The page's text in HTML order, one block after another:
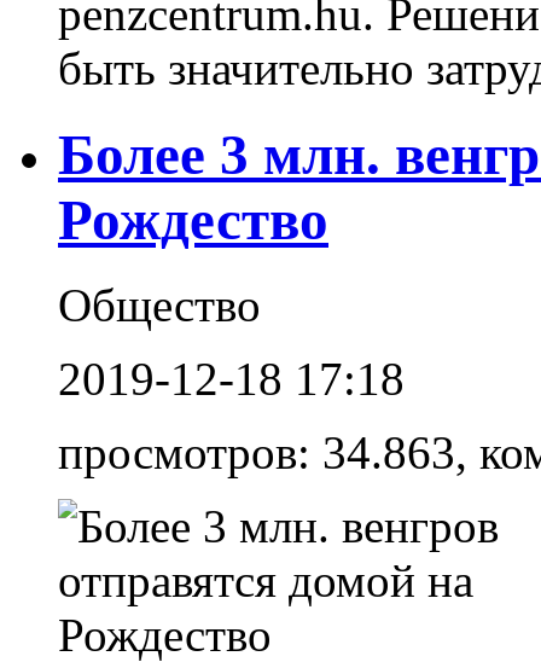
penzcentrum.hu.
быть значительно
Более 3 млн.
Рождество
Общество
2019-12-18 17:18
просмотров: 34.863,